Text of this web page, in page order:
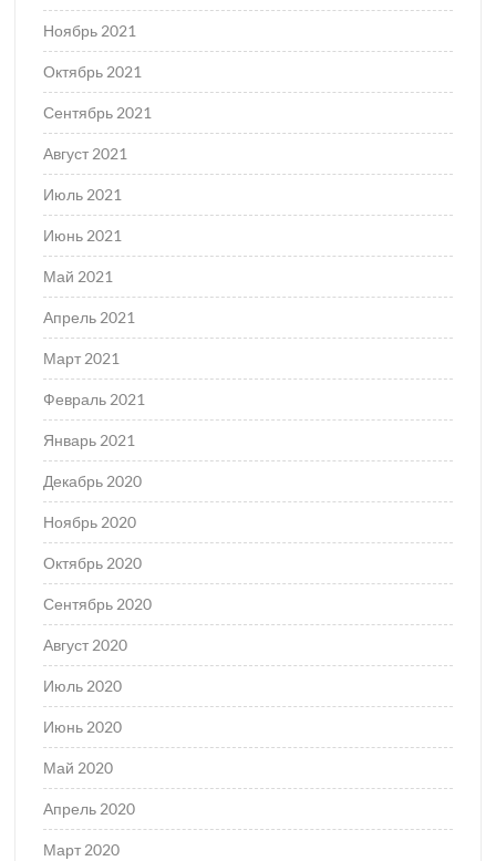
Ноябрь 2021
Октябрь 2021
Сентябрь 2021
Август 2021
Июль 2021
Июнь 2021
Май 2021
Апрель 2021
Март 2021
Февраль 2021
Январь 2021
Декабрь 2020
Ноябрь 2020
Октябрь 2020
Сентябрь 2020
Август 2020
Июль 2020
Июнь 2020
Май 2020
Апрель 2020
Март 2020